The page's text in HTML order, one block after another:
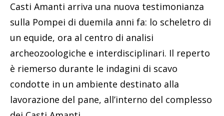
Casti Amanti arriva una nuova testimonianza
sulla Pompei di duemila anni fa: lo scheletro di
un equide, ora al centro di analisi
archeozoologiche e interdisciplinari. Il reperto
è riemerso durante le indagini di scavo
condotte in un ambiente destinato alla
lavorazione del pane, all’interno del complesso